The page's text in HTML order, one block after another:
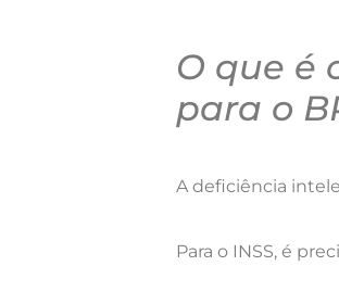
O que é
para o
A deficiência
Para o INSS, é